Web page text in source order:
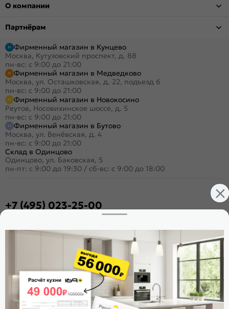
О компании
Партнёрам
Фирменный магазин в Кунцево
Москва, Кутузовский проспект, д. 88
пн-вс: с 9:00 до 21:00
Фирменный магазин в Медведково
Москва, ул. Осташковская, д. 22, подъезд 6
пн-вс: с 9:00 до 21:00
Фирменный магазин в Новокосино
Реутов, Носовихинское шоссе, д. 5
пн-вс: с 9:00 до 21:00
Фирменный магазин в Бутово
Москва, ул. Венёвская, д. 4
пн-вс: с 9:00 до 21:00
Склад в Одинцово
Одинцово, ул. Баковская, 5
пн-пт: с 9:00 до 19:30 / сб-вс: с 9:00 до 18:00
+7 (495) 023-25-00
Стать дилером
Расскажите о нас
Поделиться
Оцените магазин